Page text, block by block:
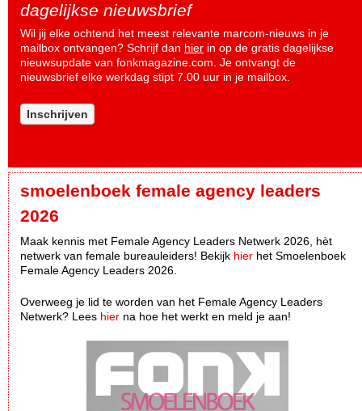
dagelijkse nieuwsbrief
Wil jij elke ochtend het meest relevante marcom-nieuws in je
mailbox ontvangen? Schrijf dan hier in op de gratis dagelijkse
nieuwsupdate van fonkmagazine.com. Je ontvangt de
nieuwsbrief elke werkdag stipt 7.00 uur in je mailbox.
Inschrijven
smoelenboek female agency leaders
2026
Maak kennis met Female Agency Leaders Netwerk 2026, hèt
netwerk van female bureauleiders! Bekijk hier het Smoelenboek
Female Agency Leaders 2026.
Overweeg je lid te worden van het Female Agency Leaders
Netwerk? Lees hier na hoe het werkt en meld je aan!